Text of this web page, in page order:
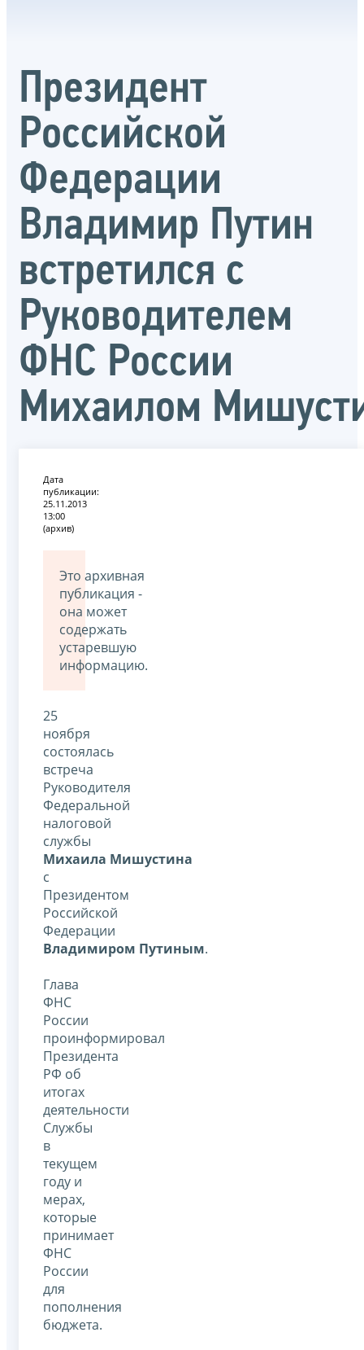
Президент
Российской
Федерации
Владимир Путин
встретился с
Руководителем
ФНС России
Михаилом
Дата
публикации:
25.11.2013
13:00
(архив)
Это архивная
публикация -
она может
содержать
устаревшую
информацию.
25
ноября
состоялась
встреча
Руководителя
Федеральной
налоговой
службы
Михаила Мишустина
с
Президентом
Российской
Федерации
Владимиром Путиным.
Глава
ФНС
России
проинформировал
Президента
РФ об
итогах
деятельности
Службы
в
текущем
году и
мерах,
которые
принимает
ФНС
России
для
пополнения
бюджета.